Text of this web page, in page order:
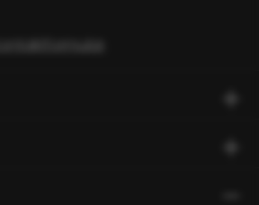
Kontaktformular